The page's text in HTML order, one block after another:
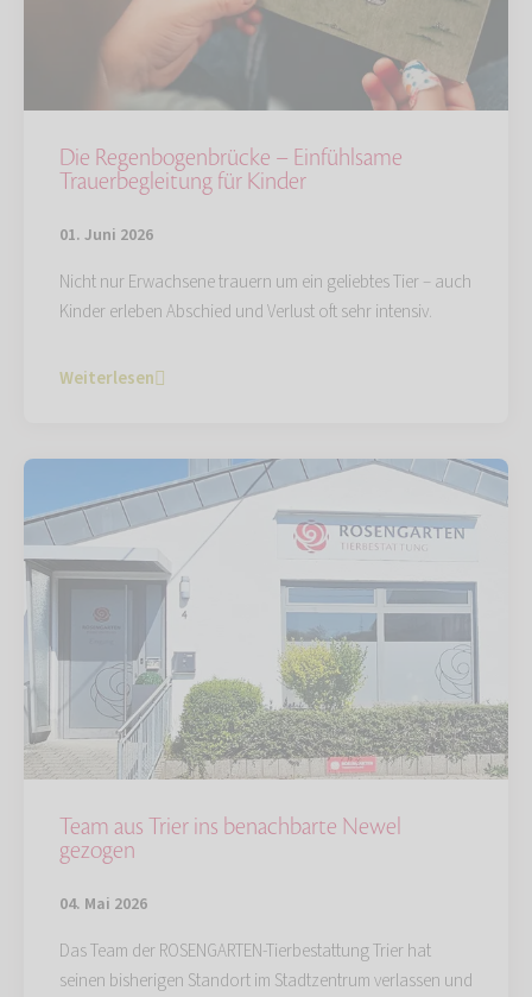
Die Regenbogenbrücke – Einfühlsame
Trauerbegleitung für Kinder
01. Juni 2026
Nicht nur Erwachsene trauern um ein geliebtes Tier – auch
Kinder erleben Abschied und Verlust oft sehr intensiv.
Weiterlesen
Team aus Trier ins benachbarte Newel
gezogen
04. Mai 2026
Das Team der ROSENGARTEN-Tierbestattung Trier hat
seinen bisherigen Standort im Stadtzentrum verlassen und